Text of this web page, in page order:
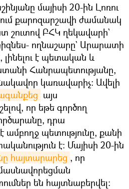
մայիսի 20-ին Լոռու
քարոզարշավի ժամանակ
շուտով ԲՀԿ ղեկավարի`
ողնաշարը` Արարատի
է պետական և
Հանրապետությանը,
կառավարիչ։ Ավելի
այս
որ եթե գործող
դրա
պետությունը, քանի
է։ Մայիսի 20-ին
հայտարարեց , որ
են հայտնաբերվել։